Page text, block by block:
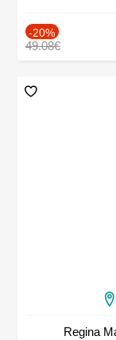
-20%
49.08€
Regina